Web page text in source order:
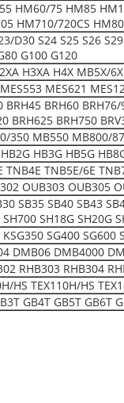
HM60/75 HM85
HM710/720CS
D30 S24 S25 S26
G100 G120
H3XA H4X MB5X/
MES621
BRH45 BRH60
BRH625 BRH750
350 MB550 MB800/
HB3G HB5G
TNB4E TNB5E/6E
OUB303 OUB305
SB35 SB40 SB43
SH18G SH20G
SG400 SG600
DMB06 DMB4000
RHB303 RHB304
HS TEX110H/HS
GB4T GB5T GB6T